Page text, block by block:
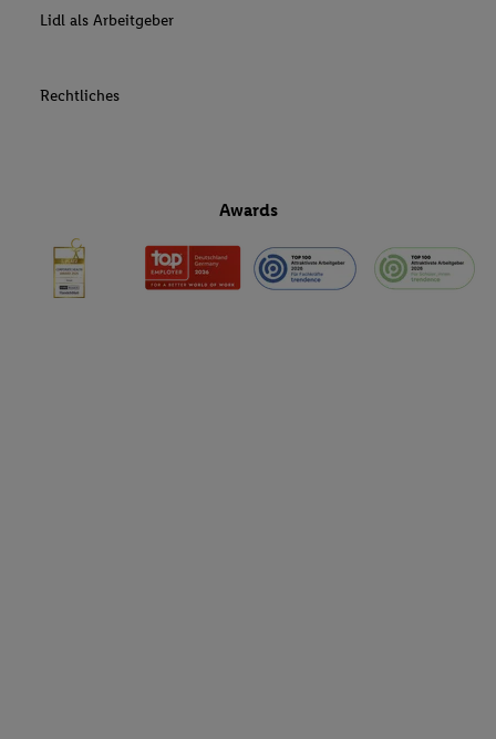
Lidl als Arbeitgeber
Rechtliches
Awards